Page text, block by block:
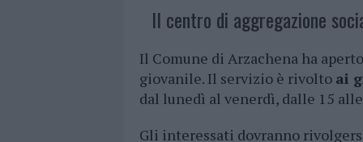
Il centro di aggregazione
Il Comune di Arzachena ha
giovanile. Il servizio è rivolto ai
dal lunedì al venerdì, dalle 15
Gli interessati dovranno